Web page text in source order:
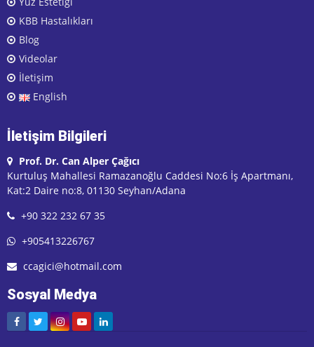
KBB Hastalıkları
Blog
Videolar
İletişim
English
İletişim Bilgileri
Prof. Dr. Can Alper Çağıcı
Kurtuluş Mahallesi Ramazanoğlu Caddesi No:6 İş Apartmanı,
Kat:2 Daire no:8, 01130 Seyhan/Adana
+90 322 232 67 35
+905413226767
ccagici@hotmail.com
Sosyal Medya